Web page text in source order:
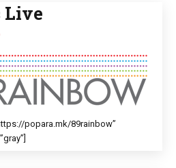
Live
popara.mk/89rainbow”